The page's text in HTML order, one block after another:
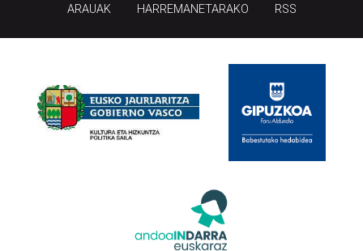
ARAUAK HARREMANETARAKO RSS